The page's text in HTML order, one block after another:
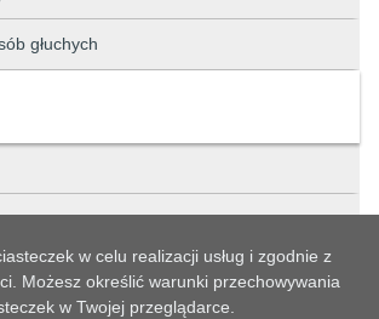
głuchych
w celu realizacji usług i zgodnie z
Możesz określić warunki przechowywania
w Twojej przeglądarce.